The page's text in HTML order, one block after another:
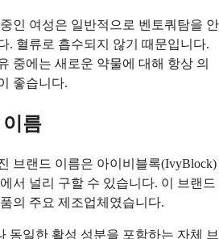
인 여성은 일반적으로 벤토쿼탐을 안
. 혈류로 흡수되지 않기 때문입니다.
중에는 새로운 약물에 대해 항상 의
좋습니다.
름
브랜드 이름은 아이비블록(IvyBlock)
서 널리 구할 수 있습니다. 이 브랜드
의 주요 제조업체였습니다.
동일한 활성 성분을 포함하는 자체 브